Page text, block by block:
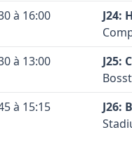
contributors ©
Voir
Le
Voir
Voir
la
Code
à 16:00
J24:
à 13:00
J25:
à 15:15
J26: